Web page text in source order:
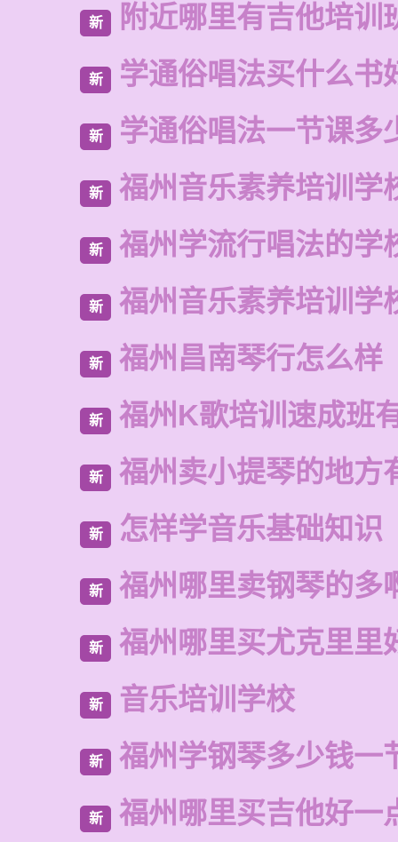
新 附近哪里有吉他培训
新 学通俗唱法买什么书
新 学通俗唱法一节课多
新 福州音乐素养培训学
新 福州学流行唱法的学
新 福州音乐素养培训学
新 福州昌南琴行怎么样
新 福州K歌培训速成班
新 福州卖小提琴的地方
新 怎样学音乐基础知识
新 福州哪里卖钢琴的多
新 福州哪里买尤克里里
新 音乐培训学校
新 福州学钢琴多少钱一
新 福州哪里买吉他好一